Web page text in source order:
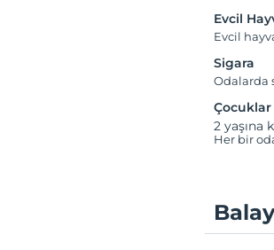
Evcil
Evcil
Sigara
Odalarda
Çocuklar
2 yaşına
Her bir